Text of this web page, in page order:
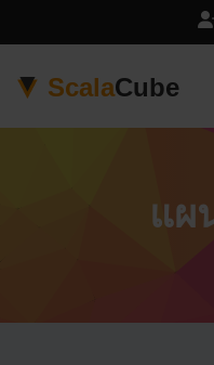
ScalaCube
แผ